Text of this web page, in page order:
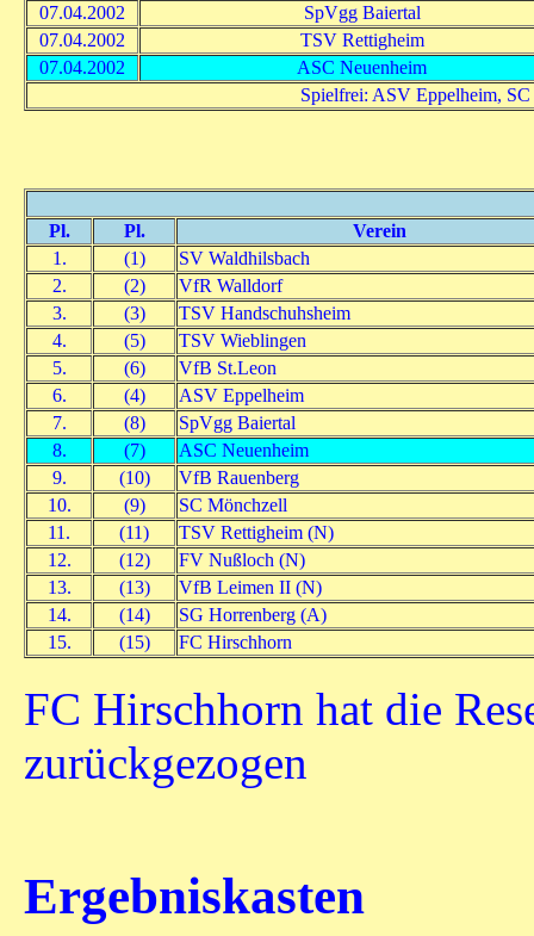
07.04.2002
SpVgg Baiertal
07.04.2002
TSV Rettigheim
07.04.2002
ASC Neuenheim
Spielfrei: ASV Eppelheim,
Pl. Pl.
Verein
1.
(1)
SV Waldhilsbach
2.
(2)
VfR Walldorf
3.
(3)
TSV Handschuhsheim
4.
(5)
TSV Wieblingen
5.
(6)
VfB St.Leon
6.
(4)
ASV Eppelheim
7.
(8)
SpVgg Baiertal
8.
(7)
ASC Neuenheim
9.
(10)
VfB Rauenberg
10.
(9)
SC Mönchzell
11.
(11)
TSV Rettigheim (N)
12.
(12)
FV Nußloch (N)
13.
(13)
VfB Leimen II (N)
14.
(14)
SG Horrenberg (A)
15.
(15) FC Hirschhorn
FC Hirschhorn hat die
zurückgezogen
Ergebniskasten